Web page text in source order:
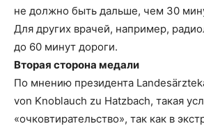
не должно быть дальше, чем 30
Для других врачей, например,
до 60 минут дороги.
Вторая сторона медали
По мнению президента
von Knoblauch zu Hatzbach, такая
«очковтирательство», так как в